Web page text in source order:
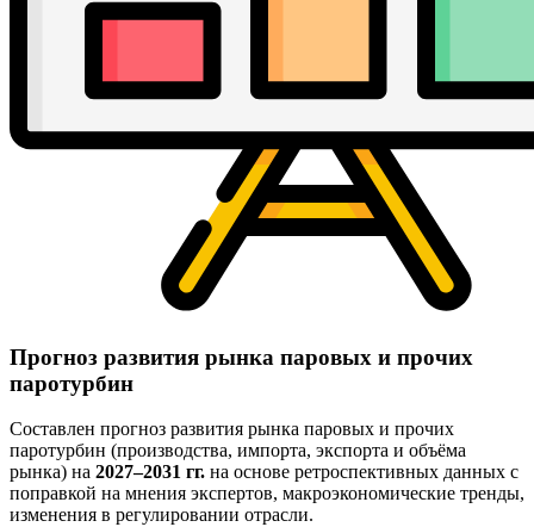
Прогноз развития рынка паровых и прочих
паротурбин
Составлен прогноз развития рынка паровых и прочих
паротурбин (производства, импорта, экспорта и объёма
рынка) на 2027–2031 гг. на основе ретроспективных данных с
поправкой на мнения экспертов, макроэкономические тренды,
изменения в регулировании отрасли.